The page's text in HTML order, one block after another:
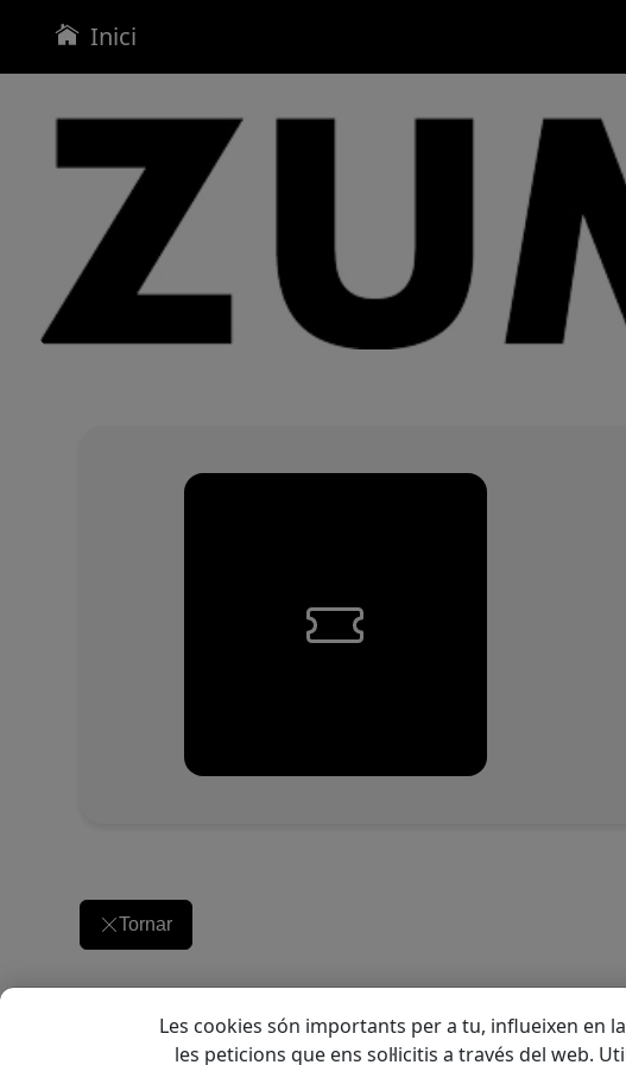
Inici
Tornar
Les cookies són importants per a tu, influeixen en
les peticions que ens sol·licitis a través del web.